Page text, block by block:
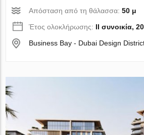
Απόσταση από τη θάλασσα:50 μ
Έτος ολοκλήρωσης: II συνοικία,
Business Bay - Dubai Design